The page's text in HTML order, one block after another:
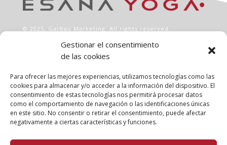
Gestionar el consentimiento
de las cookies
Para ofrecer las mejores experiencias, utilizamos tecnologías como las
cookies para almacenar y/o acceder a la información del dispositivo. El
consentimiento de estas tecnologías nos permitirá procesar datos
como el comportamiento de navegación o las identificaciones únicas
en este sitio. No consentir o retirar el consentimiento, puede afectar
negativamente a ciertas características y funciones.
© 2025, Garbau Marketing. All rights reserved.
INFO
Aviso legal
Política de privacidad
Política de cookies
Clases
Talleres